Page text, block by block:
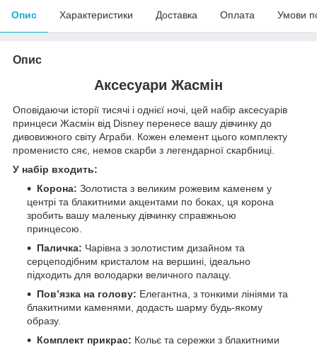
Опис Характеристики Доставка Оплата Умови
Опис
Аксесуари Жасмін
Оповідаючи історії тисячі і однієї ночі, цей набір аксесуарів
принцеси Жасмін від Disney перенесе вашу дівчинку до
дивовижного світу Аграби. Кожен елемент цього комплекту
променисто сяє, немов скарби з легендарної скарбниці.
У набір входить:
Корона: Золотиста з великим рожевим каменем у
центрі та блакитними акцентами по боках, ця корона
зробить вашу маленьку дівчинку справжньою
принцесою.
Паличка: Чарівна з золотистим дизайном та
серцеподібним кристалом на вершині, ідеально
підходить для володарки величного палацу.
Повʼязка на голову: Елегантна, з тонкими лініями та
блакитними каменями, додасть шарму будь-якому
образу.
Комплект прикрас: Кольє та сережки з блакитними